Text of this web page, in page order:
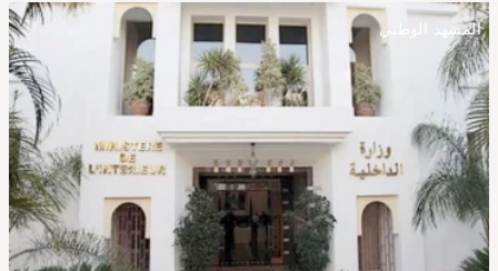
المشهد الوطني